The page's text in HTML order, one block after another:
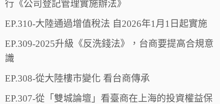
行《公司登記管理實施辦法》
EP.310-大陸通過增值稅法 自2026年1月1日起實施
EP.309-2025升級《反洗錢法》，台商要提高合規意
識
EP.308-從大陸樓市變化 看台商傳承
EP.307-從「雙城論壇」看臺商在上海的投資權益保